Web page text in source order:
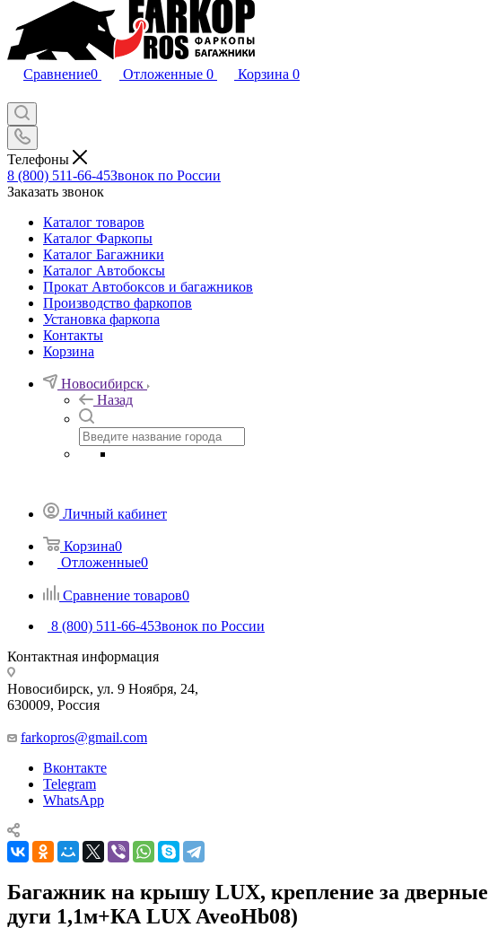
Сравнение0 Отложенные 0 Корзина 0
Телефоны
8 (800) 511-66-45Звонок по России
Заказать звонок
Каталог товаров
Каталог Фаркопы
Каталог Багажники
Каталог Автобоксы
Прокат Автобоксов и багажников
Производство фаркопов
Установка фаркопа
Контакты
Корзина
Новосибирск
Назад
Личный кабинет
Корзина0
Отложенные0
Сравнение товаров0
8 (800) 511-66-45Звонок по России
Контактная информация
Новосибирск, ул. 9 Ноября, 24,
630009, Россия
farkopros@gmail.com
Вконтакте
Telegram
WhatsApp
Багажник на крышу LUX, крепление за
дуги 1,1м+КА LUX AveoHb08)